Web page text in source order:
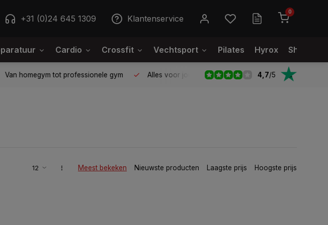
+31 (0)24 645 1309 Klantenservice
0
Cardio Crossfit Vechtsport Pilates Hyrox
Van homegym tot professionele gym Alles voor jouw gym op één plek Voor 95%
4,7/5
Meest bekeken Nieuwste producten Laagste prijs Hoogste prijs